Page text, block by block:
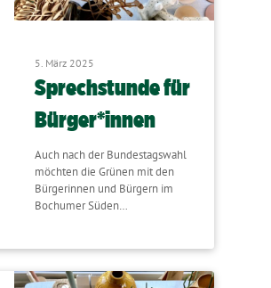
5. März 2025
Sprechstunde für
Bürger*innen
Auch nach der Bundestagswahl
möchten die Grünen mit den
Bürgerinnen und Bürgern im
Bochumer Süden…